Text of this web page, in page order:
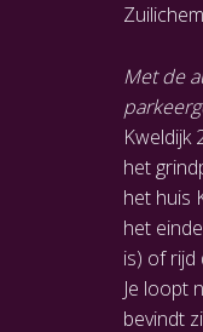
Zuilichem
Met de
Kweldijk
het
het huis
het
is) of rijd
Je loopt
bevindt